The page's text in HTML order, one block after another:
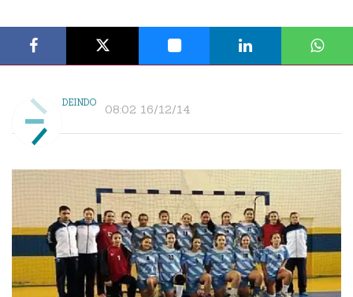
DEINDO 08:02 16/12/14